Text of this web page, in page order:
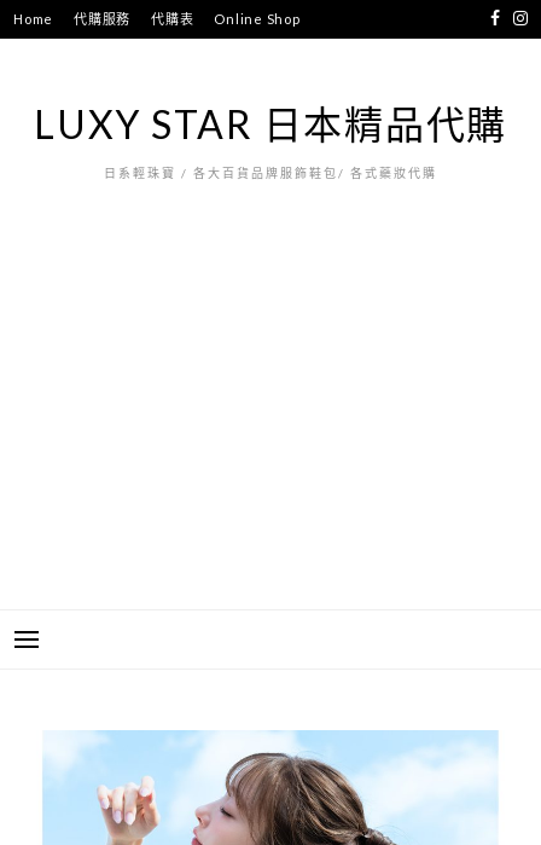
跳
至
Home 代購服務 代購表 Online Shop
LUXY STAR 日本精品代購
日系輕珠寶 / 各大百貨品牌服飾鞋包/ 各式藥妝代購